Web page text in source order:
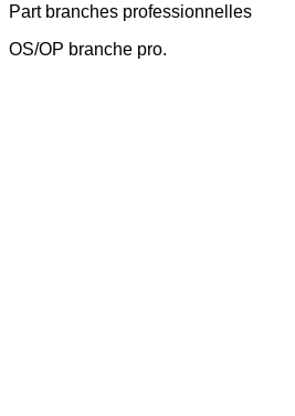
Part branches professionnelles
OS/OP branche pro.